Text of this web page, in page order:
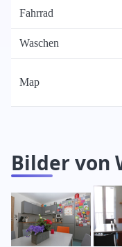
Fahrrad
Waschen
Map
Bilder von